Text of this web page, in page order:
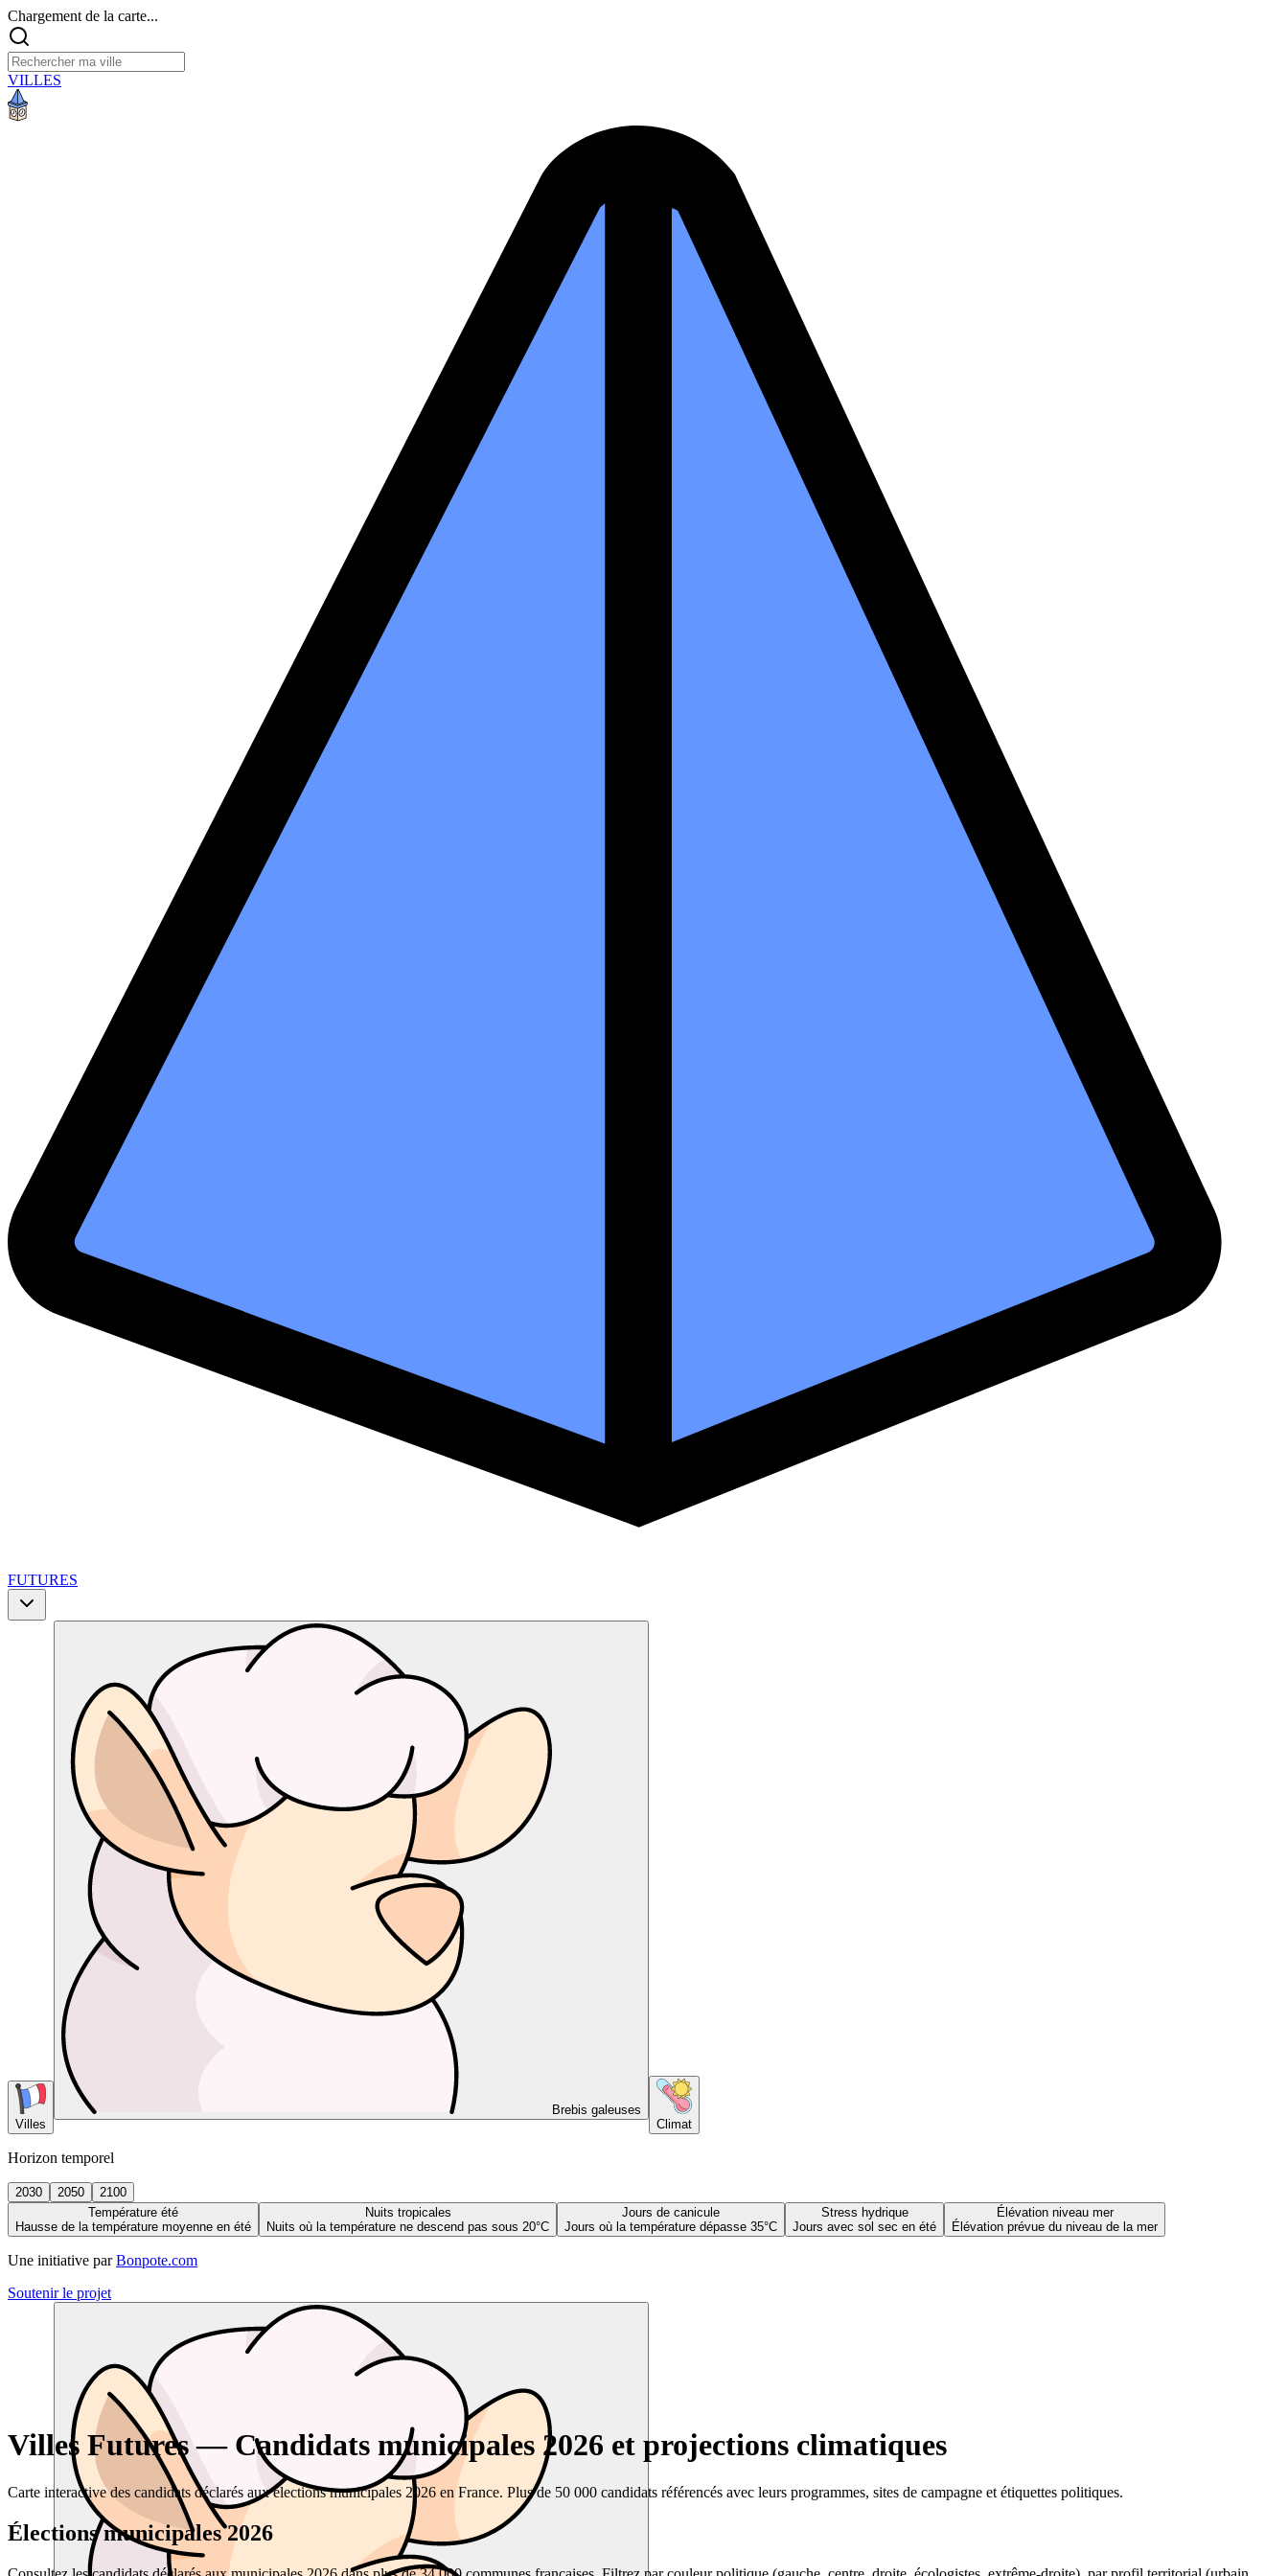
Chargement de la carte...
VILLES
FUTURES
Villes
Brebis galeuses
Climat
Horizon temporel
2030 2050
2100
Température été
Hausse de la température moyenne en été
Nuits tropicales
Nuits où la température ne descend pas sous 20°C
Jours de canicule
Jours où la température dépasse 35°C
Stress hydrique
Jours avec sol sec en été
Élévation niveau mer
Élévation prévue du niveau de la mer
Une initiative par Bonpote.com
Soutenir le projet
Villes Futures — Candidats municipales 2026 et projections climatiques
Carte interactive des candidats déclarés aux élections municipales 2026 en France. Plus de 50 000 candidats référencés avec leurs programmes, sites de campagne et étiquettes politiques.
Élections municipales 2026